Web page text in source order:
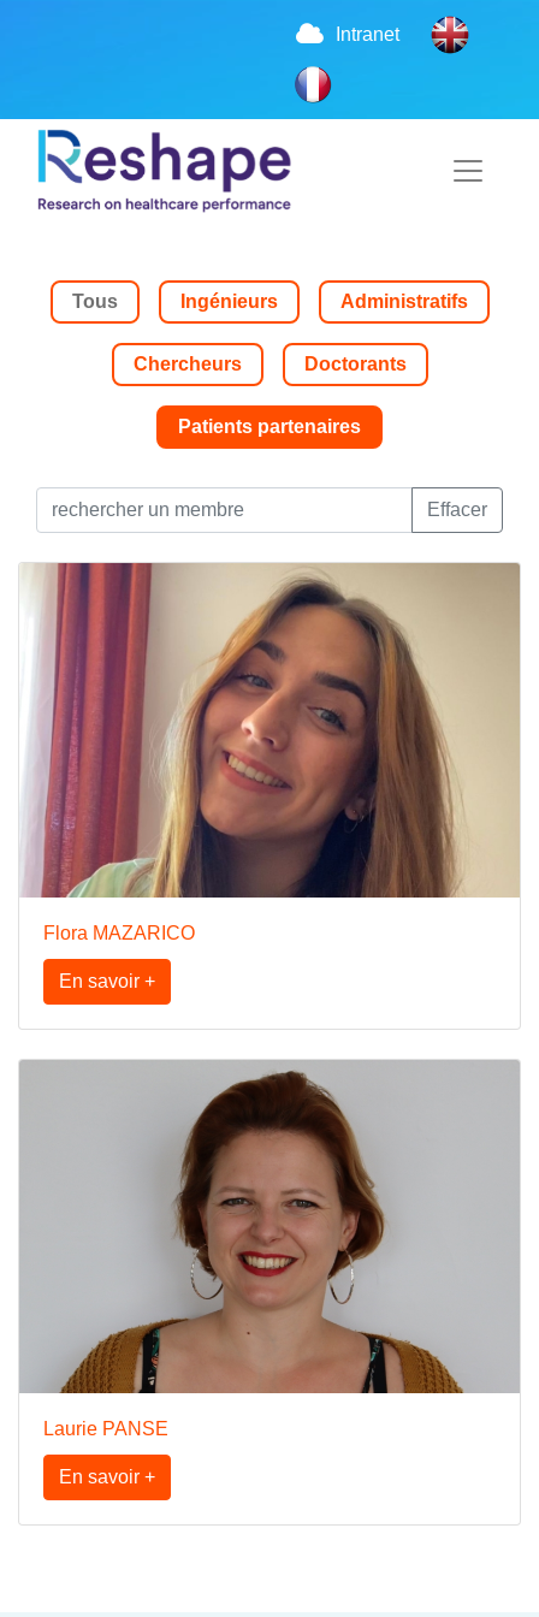
Intranet
Tous Ingénieurs Administratifs
Chercheurs Doctorants
Patients partenaires
Effacer
Flora MAZARICO
En savoir +
Laurie PANSE
En savoir +